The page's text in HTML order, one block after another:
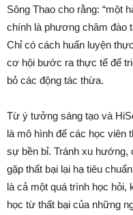
Sông Thao cho rằng: “một
chính là phương châm đào
Chỉ có cách huấn luyện
cơ hội bước ra thực tế để
bỏ các động tác thừa.
Từ ý tưởng sáng tạo và
là mô hình để các học viên
sự bền bỉ. Tránh xu hướng,
gặp thất bại lại hạ tiêu
là cả một quá trình học hỏi,
học từ thất bại của những